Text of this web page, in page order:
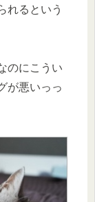
れるという
のにこうい
が悪いっっ